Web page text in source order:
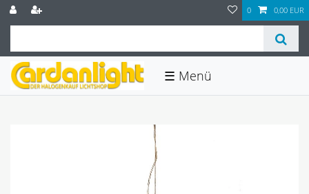
0 0,00 EUR
☰